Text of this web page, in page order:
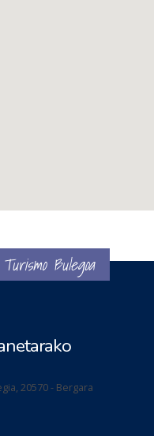
Bulegoa
20570 - Bergara